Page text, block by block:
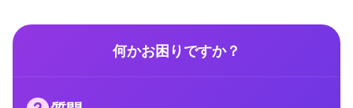
何かお困りですか？